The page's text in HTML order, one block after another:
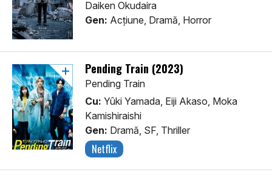
Daiken Okudaira
Gen: Acţiune, Dramă, Horror
Pending Train (2023)
Pending Train
Cu: Yûki Yamada, Eiji Akaso, Moka
Kamishiraishi
Gen: Dramă, SF, Thriller
Netflix